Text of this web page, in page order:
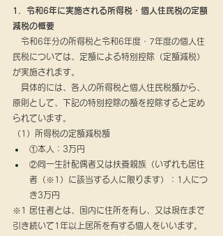
1．令和6年に実施される所得税・個人住民税の定額
減税の概要
令和6年分の所得税と令和6年度・7年度の個人住
民税については、定額による特別控除（定額減税）
が実施されます。
具体的には、各人の所得税と個人住民税額から、
原則として、下記の特別控除の額を控除すると定め
られています。
（1）所得税の定額減税額
①本人：3万円
②同一生計配偶者又は扶養親族（いずれも居住
者（※1）に該当する人に限ります）：1人につ
き3万円
※1 居住者とは、国内に住所を有し、又は現在まで
引き続いて1年以上居所を有する個人をいいます。